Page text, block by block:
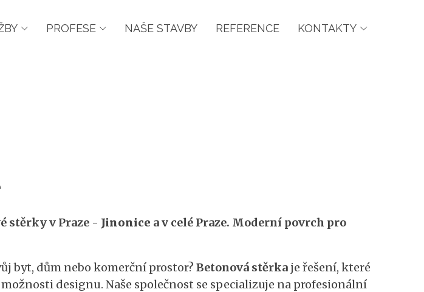
PROFESE NAŠE STAVBY REFERENCE KONTAKTY
stěrky v Praze - Jinonice a v celé Praze. Moderní povrch pro
byt, dům nebo komerční prostor? Betonová stěrka je řešení, které
designu. Naše společnost se specializuje na profesionální